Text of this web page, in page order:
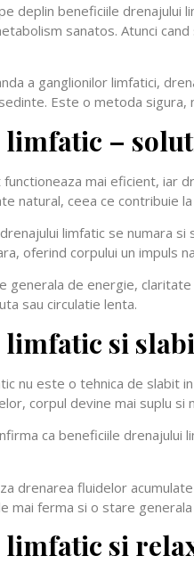
deplin beneficiile drenajului
sanatos. Atunci
a ganglionilor limfatici,
Este o metoda
–
mai eficient, iar
natural, ceea ce contribuie
limfatic se numara
oferind corpului un impuls
generala de energie,
sau circulatie lenta.
si
nu este o tehnica de slabit
corpul devine mai suplu
ca beneficiile
drenarea fluidelor
mai ferma si o stare
si